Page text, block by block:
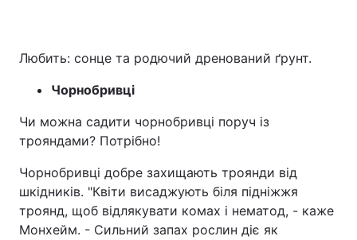
Любить: сонце та родючий дренований ґрунт.
Чорнобривці
Чи можна садити чорнобривці поруч із
трояндами? Потрібно!
Чорнобривці добре захищають троянди від
шкідників. "Квіти висаджують біля підніжжя
троянд, щоб відлякувати комах і нематод, - каже
Монхейм. - Сильний запах рослин діє як